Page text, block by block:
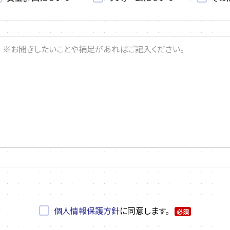
個人情報保護方針に同意します。 必須